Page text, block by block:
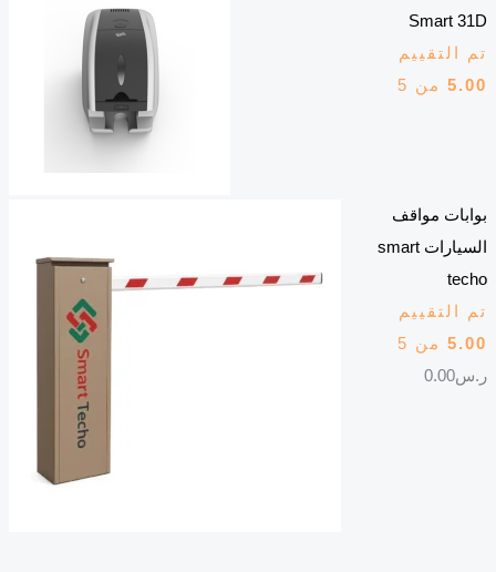
Smart 31D
تم التقييم
5.00من 5
بوابات مواقف
السيارات smart
techo
تم التقييم
5.00من 5
ر.س0.00